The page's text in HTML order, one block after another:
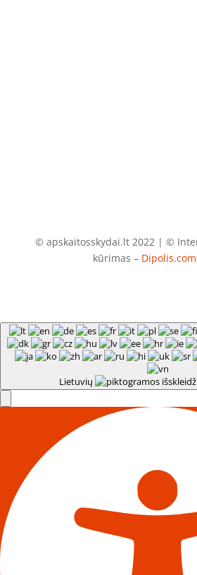
© apskaitosskydai.lt 2022 | ©
kūrimas – Dipolis.com
Lietuvių